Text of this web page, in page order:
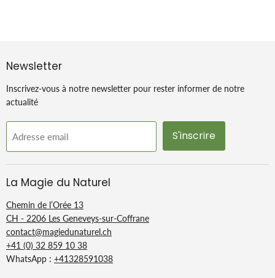
Newsletter
Inscrivez-vous à notre newsletter pour rester informer de notre
actualité
Adresse email S'inscrire
La Magie du Naturel
Chemin de l’Orée 13
CH - 2206 Les Geneveys-sur-Coffrane
contact@magiedunaturel.ch
+41 (0) 32 859 10 38
WhatsApp : +41328591038